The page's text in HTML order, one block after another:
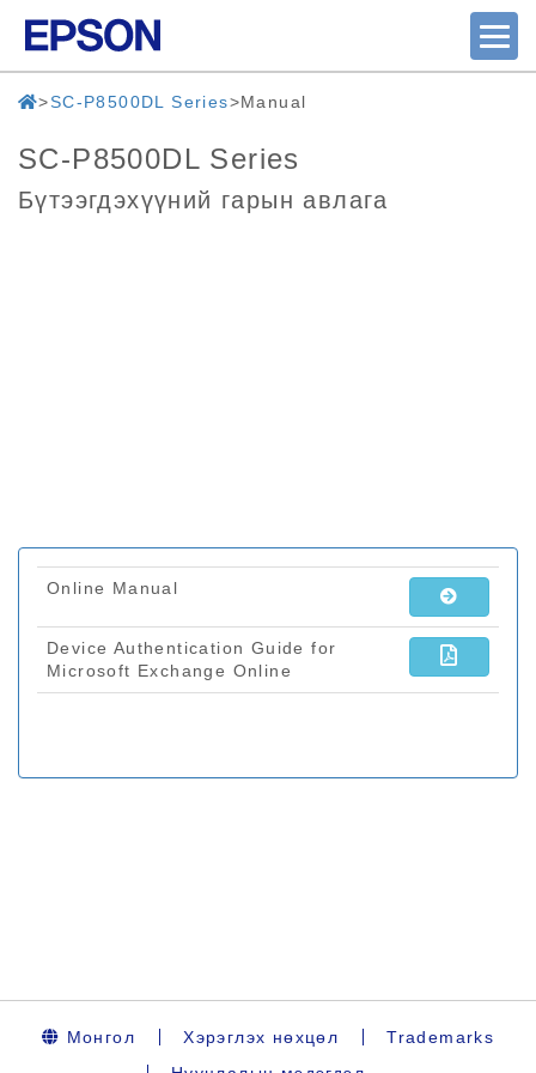
SC-P8500DL Series Manual
SC-P8500DL Series
Бүтээгдэхүүний гарын авлага
Монгол Хэрэглэх нөхцөл
Trademarks